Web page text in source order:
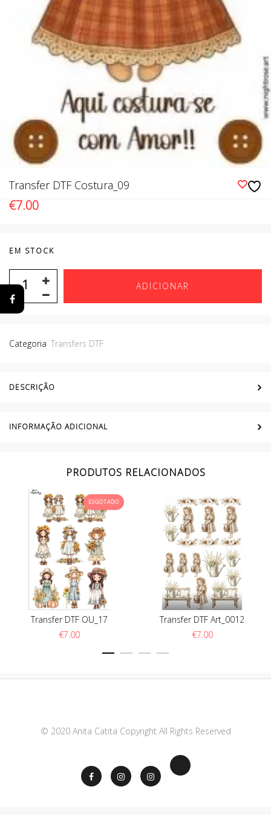
Transfer DTF Costura_09
€7.00
EM STOCK
ADICIONAR
Categoria Transfers DTF
DESCRIÇÃO
INFORMAÇÃO ADICIONAL
PRODUTOS RELACIONADOS
ESGOTADO
Transfer DTF OU_17
€7.00
Transfer DTF Art_0012
€7.00
© 2020 Anita Catita Copyright All Rights Reserved